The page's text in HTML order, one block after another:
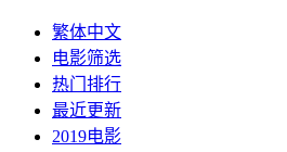
繁体中文
电影筛选
热门排行
最近更新
2019电影